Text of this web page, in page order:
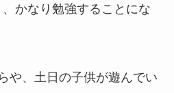
かなり勉強することにな
や、土日の子供が遊んでい